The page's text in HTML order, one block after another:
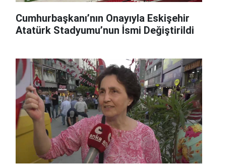
Cumhurbaşkanı’nın Onayıyla Eskişehir
Atatürk Stadyumu’nun İsmi Değiştirildi